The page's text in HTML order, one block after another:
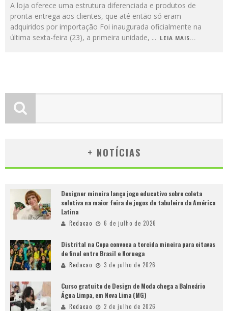
A loja oferece uma estrutura diferenciada e produtos de
pronta-entrega aos clientes, que até então só eram
adquiridos por importação Foi inaugurada oficialmente na
última sexta-feira (23), a primeira unidade, ... LEIA MAIS...
+ NOTÍCIAS
Designer mineira lança jogo educativo sobre coleta
seletiva na maior feira de jogos de tabuleiro da América
Latina
Redacao 6 de julho de 2026
Distrital na Copa convoca a torcida mineira para oitavas
de final entre Brasil e Noruega
Redacao 3 de julho de 2026
Curso gratuito de Design de Moda chega a Balneário
Água Limpa, em Nova Lima (MG)
Redacao 2 de julho de 2026